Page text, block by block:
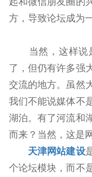
方，导致论坛成为一
当然，这样说是
了，但仍有许多强
交流的地方。虽然
我们不能说媒体不
湖泊。有了河流和
而来？当然，这是
天津网站建设
个论坛模块，而不